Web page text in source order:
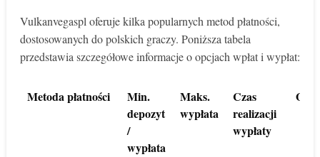
Vulkanvegaspl oferuje kilka popularnych metod płatności,
dostosowanych do polskich graczy. Poniższa tabela
przedstawia szczegółowe informacje o opcjach wpłat i wypłat:
Metoda płatności
Min.
depozyt
/
wypłata
Maks.
wypłata
Czas
realizacji
wypłaty